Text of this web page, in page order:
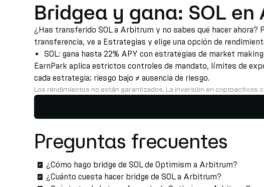
Bridgea y gana: SOL en
¿Has transferido SOL a Arbitrum y no sabes qué hacer
transferencia, ve a Estrategias y elige una opción de
SOL: gana hasta 22% APY con estrategias de market
EarnPark aplica estrictos controles de mandato, límites de
cada estrategia; riesgo bajo ≠ ausencia de riesgo.
Los rendimientos no están garantizados. La inversión en
Preguntas frecuentes
¿Cómo hago bridge de SOL de Optimism a Arbitrum?
¿Cuánto cuesta hacer bridge de SOL a Arbitrum?